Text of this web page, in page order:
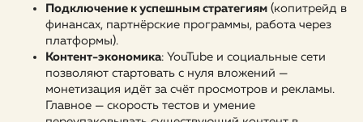
Подключение к успешным стратегиям (копитрейд в
финансах, партнёрские программы, работа через
платформы).
Контент-экономика: YouTube и социальные сети
позволяют стартовать с нуля вложений —
монетизация идёт за счёт просмотров и рекламы.
Главное — скорость тестов и умение